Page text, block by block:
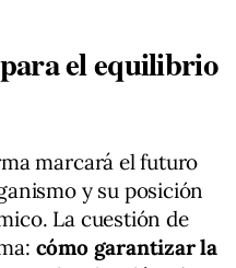
el equilibrio
marcará el futuro
y su posición
La cuestión de
cómo garantizar la